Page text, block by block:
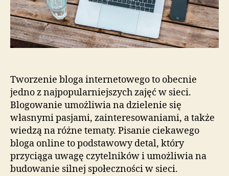
Tworzenie bloga internetowego to obecnie
jedno z najpopularniejszych zajęć w sieci.
Blogowanie umożliwia na dzielenie się
własnymi pasjami, zainteresowaniami, a także
wiedzą na różne tematy. Pisanie ciekawego
bloga online to podstawowy detal, który
przyciąga uwagę czytelników i umożliwia na
budowanie silnej społeczności w sieci.